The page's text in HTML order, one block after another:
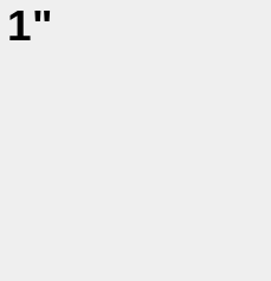
1"